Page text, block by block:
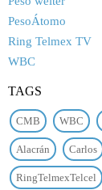
PesoÁtomo
Ring Telmex TV
WBC
TAGS
CMB WBC
Alacrán Carlos
RingTelmexTelcel